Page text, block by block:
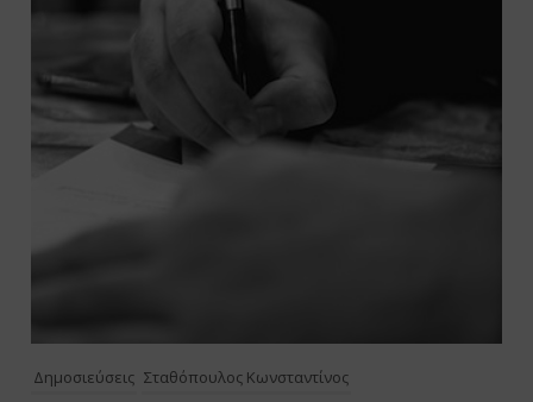
Δημοσιεύσεις Σταθόπουλος Κωνσταντίνος